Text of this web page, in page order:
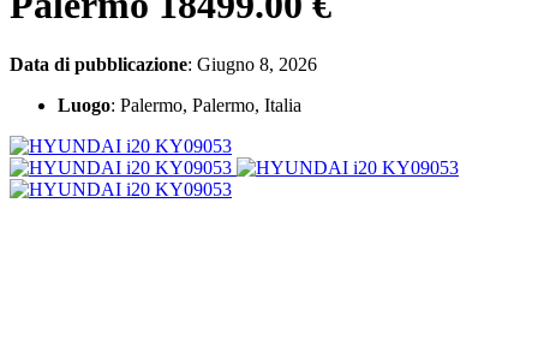
Data di pubblicazione: Giugno 8, 2026
Luogo: Palermo, Palermo, Italia